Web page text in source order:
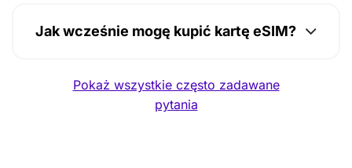
Jak wcześnie mogę kupić kartę eSIM?
Pokaż wszystkie często zadawane
pytania